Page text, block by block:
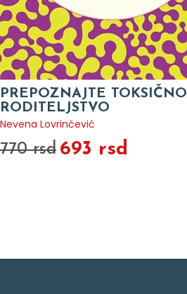
PREPOZNAJTE TOKSIČNO
RODITELJSTVO
Nevena Lovrinčević
770 rsd 693 rsd